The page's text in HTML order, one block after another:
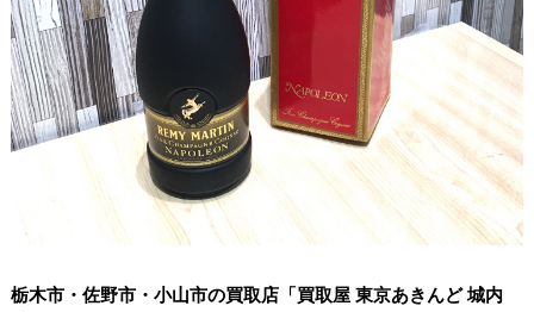
栃木市・佐野市・小山市の買取店「買取屋 東京あきんど 城内